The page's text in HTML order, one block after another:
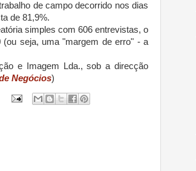
de campo decorrido nos dias
de 81,9%.
simples com 606 entrevistas, o
seja, uma "margem de erro" - a
e Imagem Lda., sob a direcção
Negócios)